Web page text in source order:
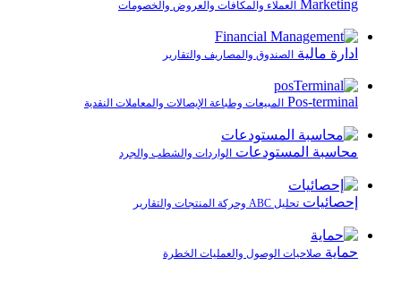
Marketing العملاء والمكافآت والعروض والخصومات
ادارة مالية الصندوق والمصاريف والتقارير
Pos-terminal المبيعات وطباعة الإيصالات والمعاملات النقدية
محاسبة المستودعات الواردات والشطب والجرد
إحصائيات تحليل ABC وحركة المنتجات والتقارير
حماية صلاحيات الوصول والعمليات الخطرة